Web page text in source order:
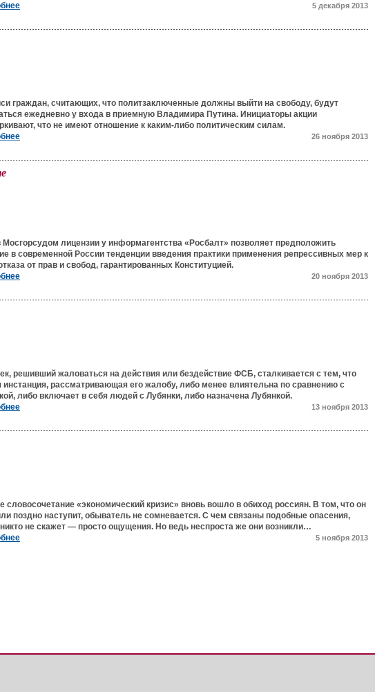
5 декабря 2013
граждан, считающих, что политзаключенные должны выйти на свободу, будут
ежедневно у входа в приемную Владимира Путина. Инициаторы акции
что не имеют отношение к каким-либо политическим силам.
26 ноября 2013
лицензии у информагентства «Росбалт» позволяет предположить
в современной России тенденции введения практики применения репрессивных мер к
от прав и свобод, гарантированных Конституцией.
20 ноября 2013
решивший жаловаться на действия или бездействие ФСБ, сталкивается с тем, что
рассматривающая его жалобу, либо менее влиятельна по сравнению с
либо включает в себя людей с Лубянки, либо назначена Лубянкой.
13 ноября 2013
словосочетание «экономический кризис» вновь вошло в обиход россиян. В том, что он
поздно наступит, обыватель не сомневается. С чем связаны подобные опасения,
не скажет — просто ощущения. Но ведь неспроста же они возникли…
5 ноября 2013